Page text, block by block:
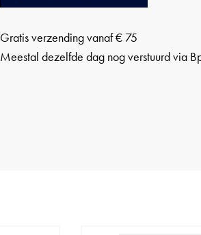
Gratis verzending vanaf € 75
Meestal dezelfde dag nog verstuurd via